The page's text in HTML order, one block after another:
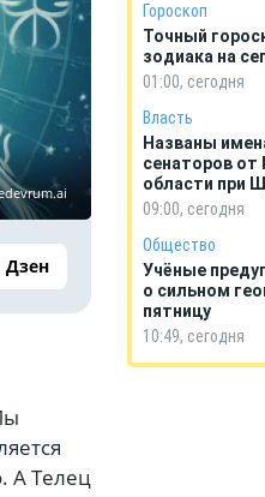
Дзен
А Телец
Гороскоп
Точный
зодиака на
01:00, сегодня
Власть
Названы
сенаторов от
области при
09:00, сегодня
Общество
Учёные
о сильном
пятницу
10:49, сегодня